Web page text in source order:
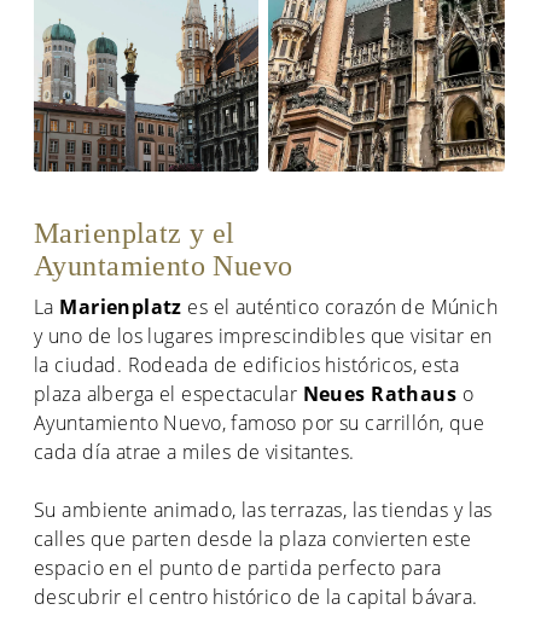
Marienplatz y el
Ayuntamiento Nuevo
La Marienplatz es el auténtico corazón de Múnich
y uno de los lugares imprescindibles que visitar en
la ciudad. Rodeada de edificios históricos, esta
plaza alberga el espectacular Neues Rathaus o
Ayuntamiento Nuevo, famoso por su carrillón, que
cada día atrae a miles de visitantes.
Su ambiente animado, las terrazas, las tiendas y las
calles que parten desde la plaza convierten este
espacio en el punto de partida perfecto para
descubrir el centro histórico de la capital bávara.